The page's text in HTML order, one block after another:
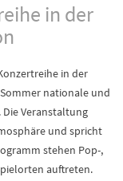
in der
in der
nationale und
Veranstaltung
und spricht
stehen Pop-,
auftreten.